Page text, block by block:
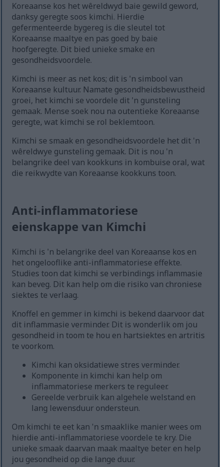
Koreaanse kos het wêreldwyd baie gewild geword,
danksy geregte soos kimchi. Hierdie
gefermenteerde bygereg is die sleutel tot
Koreaanse maaltye en pas goed by baie
hoofgeregte. Dit bied unieke smake en
gesondheidsvoordele.
Kimchi is meer as net kos; dit is 'n simbool van
Koreaanse kultuur. Namate gesondheidsbewustheid
groei, het kimchi se voordele dit 'n gunsteling
gemaak. Mense soek nou na outentieke Koreaanse
geregte, wat kimchi se rol beklemtoon.
Kimchi se smaak en gesondheidsvoordele het dit 'n
wêreldwye gunsteling gemaak. Dit is nou 'n
belangrike deel van kookkuns in kombuise oral, wat
die reikwydte van Koreaanse kookkuns toon.
Anti-inflammatoriese
eienskappe van Kimchi
Kimchi is 'n belangrike deel van Koreaanse kos en
het ongelooflike anti-inflammatoriese effekte.
Studies toon dat kimchi se verbindings inflammasie
kan beveg. Dit kan help om die risiko van chroniese
siektes te verlaag.
Knoffel en gemmer in kimchi is bekend daarvoor dat
dit inflammasie verminder. Dit is wonderlik om jou
gesondheid in toom te hou en hartsiektes en artritis
te voorkom.
Kimchi kan oksidatiewe stres verminder.
Komponente in kimchi kan help om
inflammatoriese merkers te reguleer.
Gereelde verbruik kan algehele welstand en
lang lewensduur ondersteun.
Om kimchi te eet kan 'n smaaklike manier wees om
hierdie anti-inflammatoriese voordele te kry. Die
unieke smaak daarvan maak maaltye beter en help
jou gesondheid op die lange duur.